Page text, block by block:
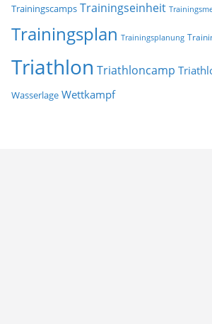
Trainingscamps Trainingseinheit
Trainingsplan Trainingsplanung
Triathlon Triathloncamp
Wasserlage Wettkampf